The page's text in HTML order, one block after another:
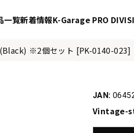
一覧新着情報K-Garage PRO
※2個セット [PK-0140-023]
JAN:
Vintage-